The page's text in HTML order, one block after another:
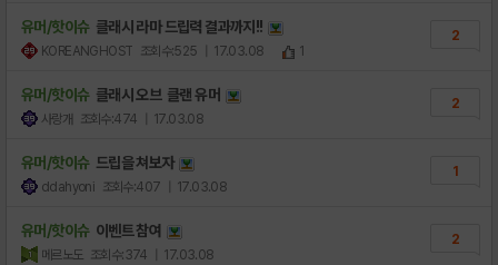
유머/핫이슈 클래시 라마 드립력 결과까지!!
KOREANGHOST 조회수:525 | 17.03.08 1
2
유머/핫이슈 클래시 오브 클랜 유머
사랑개 조회수:474 | 17.03.08
2
유머/핫이슈 드립을 쳐보자
ddahyoni 조회수:407 | 17.03.08
1
유머/핫이슈 이벤트 참여
메르노도 조회수:374 | 17.03.08
2